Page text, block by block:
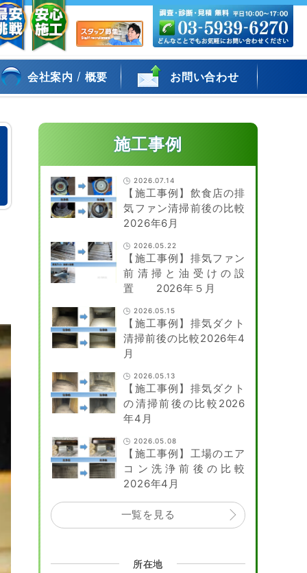
会社案内 / 概要 お問い合わせ
施工事例
2026.07.14
【施工事例】飲食店の排
気ファン清掃前後の比較
2026年6月
2026.05.22
【施工事例】排気ファン
前清掃と油受けの設
置 2026年５月
2026.05.15
【施工事例】排気ダクト
清掃前後の比較2026年4
月
2026.05.13
【施工事例】排気ダクト
の清掃前後の比較2026
年4月
2026.05.08
【施工事例】工場のエア
コン洗浄前後の比較
2026年4月
一覧を見る
所在地